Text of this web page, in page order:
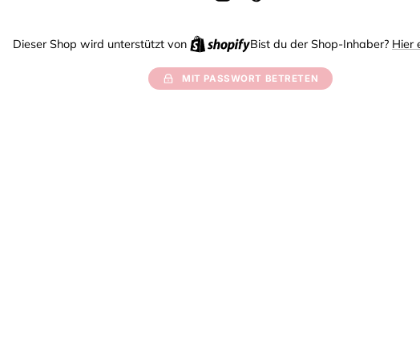
Dieser Shop wird unterstützt von Shopify
Bist du der Shop-Inhaber? Hier
MIT PASSWORT BETRETEN